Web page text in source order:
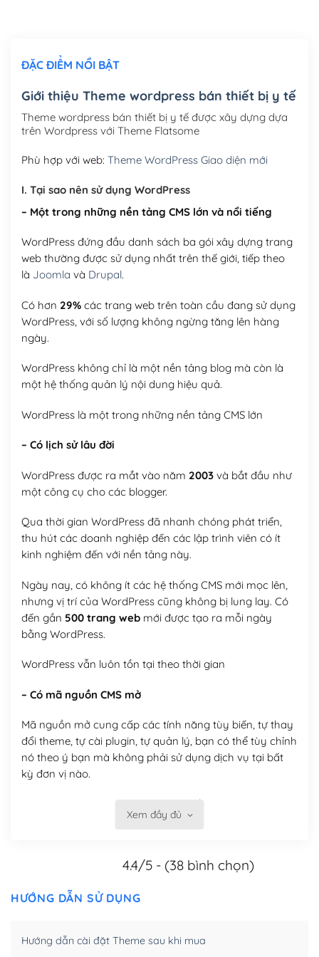
Mua thêm Host + Tên miền
(+300,000₫)
Tên miền Việt Nam .vn (1 năm)(+550,000₫)
Hosting 5GB SSD (1 năm)
ĐẶC ĐIỂM NỔI BẬT
Giới thiệu Theme wordpress bán thiết bị y tế
Theme wordpress bán thiết bị y tế được xây dựng dựa
trên Wordpress với Theme Flatsome
Phù hợp với web: Theme WordPress Giao diện mới
I. Tại sao nên sử dụng WordPress
– Một trong những nền tảng CMS lớn và nổi tiếng
WordPress đứng đầu danh sách ba gói xây dựng trang
web thường được sử dụng nhất trên thế giới, tiếp theo
là Joomla và Drupal.
Có hơn 29%các trang web trên toàn cầu đang sử dụng
WordPress, với số lượng không ngừng tăng lên hàng
ngày.
WordPress không chỉ là một nền tảng blog mà còn là
một hệ thống quản lý nội dung hiệu quả.
WordPress là một trong những nền tảng CMS lớn
– Có lịch sử lâu đời
WordPress được ra mắt vào năm 2003và bắt đầu như
một công cụ cho các blogger.
Qua thời gian WordPress đã nhanh chóng phát triển,
thu hút các doanh nghiệp đến các lập trình viên có ít
kinh nghiệm đến với nền tảng này.
Ngày nay, có không ít các hệ thống CMS mới mọc lên,
nhưng vị trí của WordPress cũng không bị lung lay. Có
đến gần 500 trang webmới được tạo ra mỗi ngày
bằng WordPress.
WordPress vẫn luôn tồn tại theo thời gian
– Có mã nguồn CMS mở
Mã nguồn mở cung cấp các tính năng tùy biến, tự thay
đổi theme, tự cài plugin, tự quản lý, bạn có thể tùy chỉnh
nó theo ý bạn mà không phải sử dụng dịch vụ tại bất
kỳ đơn vị nào.
Việc của bạn là đăng ký một tên miền và hosting để
hóa nội dung cho SEO.
Xem đầy đủ
4.4/5 - (38 bình chọn)
HƯỚNG DẪN SỬ DỤNG
Hướng dẫn cài đặt Theme sau khi mua